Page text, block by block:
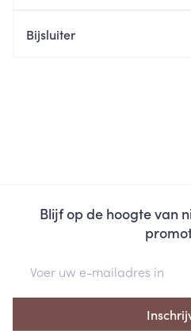
Bijsluiter
Blijf op de hoogte van